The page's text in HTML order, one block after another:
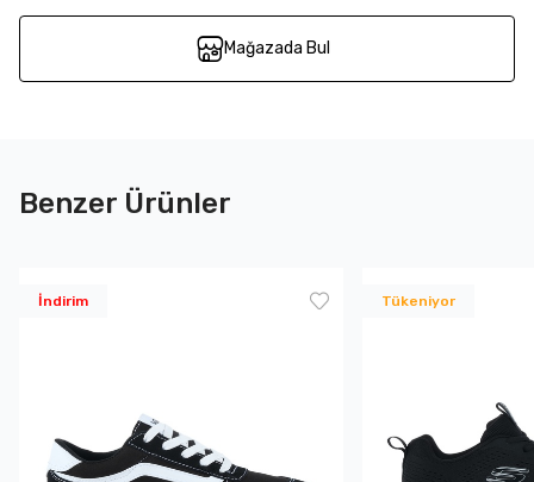
Mağazada Bul
Benzer Ürünler
İndirim Tükeniyor